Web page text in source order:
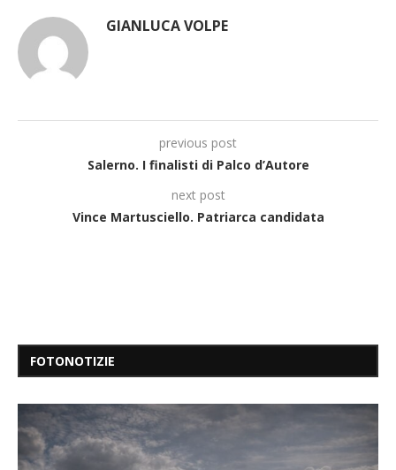
GIANLUCA VOLPE
previous post
Salerno. I finalisti di Palco d’Autore
next post
Vince Martusciello. Patriarca candidata
FOTONOTIZIE